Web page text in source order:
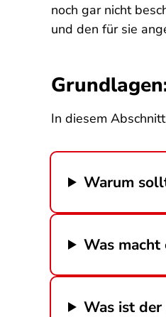
noch gar nicht
und den für sie
In diesem
Warum
Was macht
Was ist der